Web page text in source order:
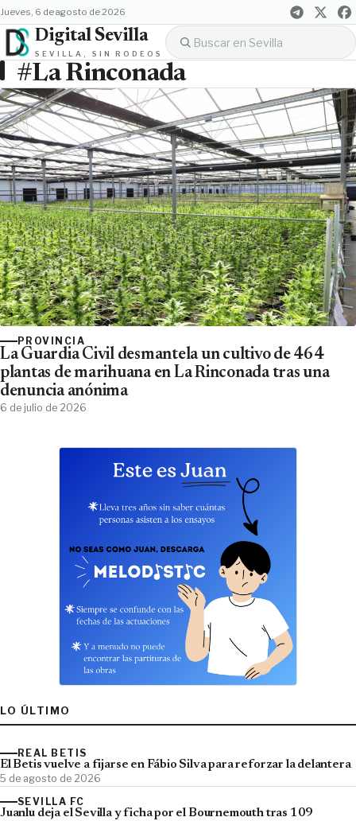
jueves, 6 de agosto de 2026
Digital Sevilla
SEVILLA, SIN RODEOS
#La Rinconada
PROVINCIA
La Guardia Civil desmantela un cultivo de 464
plantas de marihuana en La Rinconada tras una
denuncia anónima
6 de julio de 2026
LO ÚLTIMO
REAL BETIS
El Betis vuelve a fijarse en Fábio Silva para reforzar la delantera
5 de agosto de 2026
SEVILLA FC
Juanlu deja el Sevilla y ficha por el Bournemouth tras 109